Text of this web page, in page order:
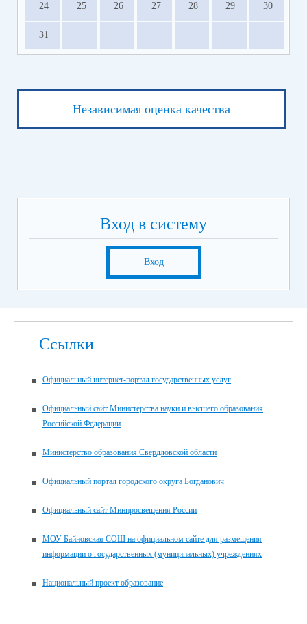
семей.pdf
24 25 26 27 28 29 30
31
Независимая оценка качества
Вход в систему
Вход
Ссылки
Официальный интернет-портал государственных услуг
Официальный сайт Министерства науки и высшего образования
Российской Федерации
Министерство образования Свердловской области
Официальный портал городского округа Богданович
Официальный сайт Минпросвещения России
МОУ Байновская СОШ на официальном сайте для размещения
информации о государственных (муниципальных) учреждениях
Национальный проект образование